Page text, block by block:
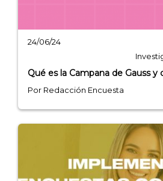
24/06/24
Qué es la Campana de Gauss
Por Redacción Encuesta